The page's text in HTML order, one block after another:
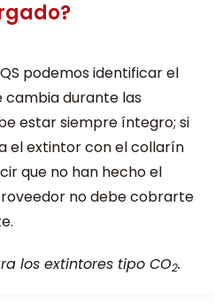
podemos identificar el
cambia durante las
estar siempre íntegro; si
el extintor con el collarín
que no han hecho el
no debe cobrarte
los extintores tipo CO2.